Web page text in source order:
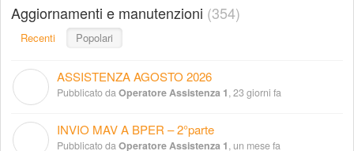
Aggiornamenti e manutenzioni 354
Recenti Popolari
ASSISTENZA AGOSTO 2026
Pubblicato daOperatore Assistenza 1,23 giorni fa
INVIO MAV A BPER – 2°parte
Pubblicato daOperatore Assistenza 1, un mese fa